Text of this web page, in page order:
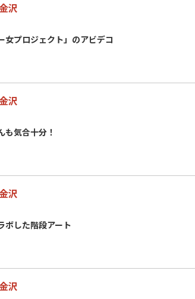
沢
女プロジェクト」のアビデコ
沢
も気合十分！
沢
ボした階段アート
沢